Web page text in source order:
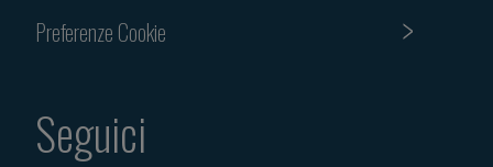
Preferenze Cookie
Seguici